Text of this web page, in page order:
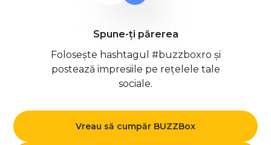
Spune-ți părerea
Folosește hashtagul #buzzboxro și
postează impresiile pe rețelele tale
sociale.
Vreau să cumpăr BUZZBox